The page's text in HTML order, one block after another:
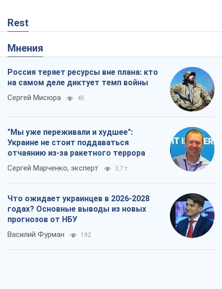
Rest
Мнения
Россия теряет ресурсы вне плана: кто
на самом деле диктует темп войны
Сергей Мисюра 45
"Мы уже переживали и худшее":
Украине не стоит поддаваться
отчаянию из-за ракетного террора
Сергей Марченко, эксперт 3,7 т.
Что ожидает украинцев в 2026-2028
годах? Основные выводы из новых
прогнозов от НБУ
Василий Фурман 192